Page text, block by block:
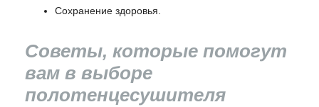
Сохранение здоровья.
Советы, которые помогут
вам в выборе
полотенцесушителя